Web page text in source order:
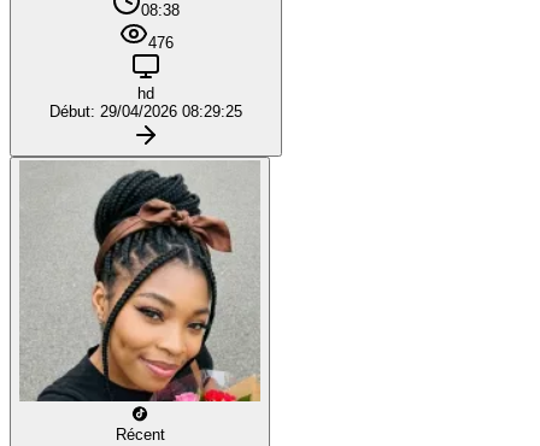
08:38
476
hd
Début: 29/04/2026 08:29:25
Récent